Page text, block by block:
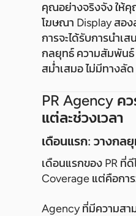
คุณอย่างจริงจัง ให้
โฆษณา Display สอ
การจะได้รับการนำเ
กลยุทธ์ ความสัมพันธ์
สม่ำเสมอ ไม่มีทางลัด
PR Agency ค
แต่ละช่วงเวลา
เดือนแรก: วางกล
เดือนแรกของ PR ที่ดี
Coverage แต่คือกา
Agency ที่มีความสา